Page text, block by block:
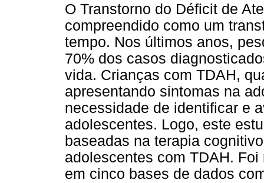
O Transtorno do Déficit de
compreendido como um
tempo. Nos últimos anos,
70% dos casos
vida. Crianças com TDAH,
apresentando sintomas na
necessidade de identificar e
adolescentes. Logo, este
baseadas na terapia
adolescentes com TDAH.
em cinco bases de dados